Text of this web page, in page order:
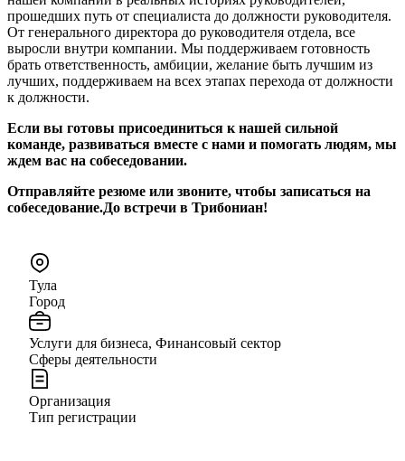
прошедших путь от специалиста до должности руководителя.
От генерального директора до руководителя отдела, все
выросли внутри компании. Мы поддерживаем готовность
брать ответственность, амбиции, желание быть лучшим из
лучших, поддерживаем на всех этапах перехода от должности
к должности.
Если вы готовы присоединиться к нашей сильной
команде, развиваться вместе с нами и помогать людям, мы
ждем вас на собеседовании.
Отправляйте резюме или звоните, чтобы записаться на
собеседование.До встречи в Трибониан!
Тула
Город
Услуги для бизнеса, Финансовый сектор
Сферы деятельности
Организация
Тип регистрации